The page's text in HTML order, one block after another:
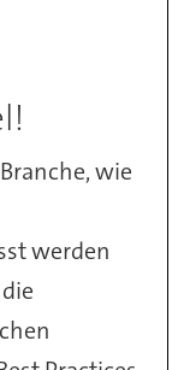
wie
werden